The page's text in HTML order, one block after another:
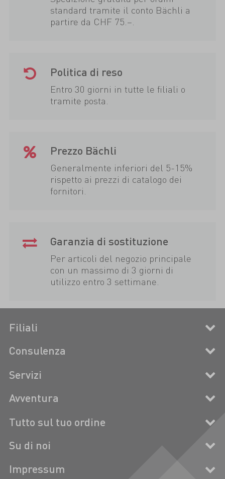
standard tramite il conto Bächli a
partire da CHF 75.–.
Politica di reso
Entro 30 giorni in tutte le filiali o
tramite posta.
Prezzo Bächli
Generalmente inferiori del 5-15%
rispetto ai prezzi di catalogo dei
fornitori.
Garanzia di sostituzione
Per articoli del negozio principale
con un massimo di 3 giorni di
utilizzo entro 3 settimane.
Filiali
Consulenza
Servizi
Avventura
Tutto sul tuo ordine
Su di noi
Impressum